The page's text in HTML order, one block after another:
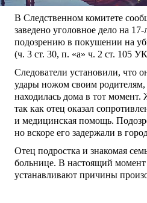
В Следственном комитете
заведено уголовное дело на
подозрению в покушении на
(ч. 3 ст. 30, п. «а» ч. 2 ст. 105
Следователи установили, что
удары ножом своим родителям,
находилась дома в тот момент.
так как отец оказал
и медицинская помощь.
но вскоре его задержали в
Отец подростка и знакомая
больнице. В настоящий момент
устанавливают причины